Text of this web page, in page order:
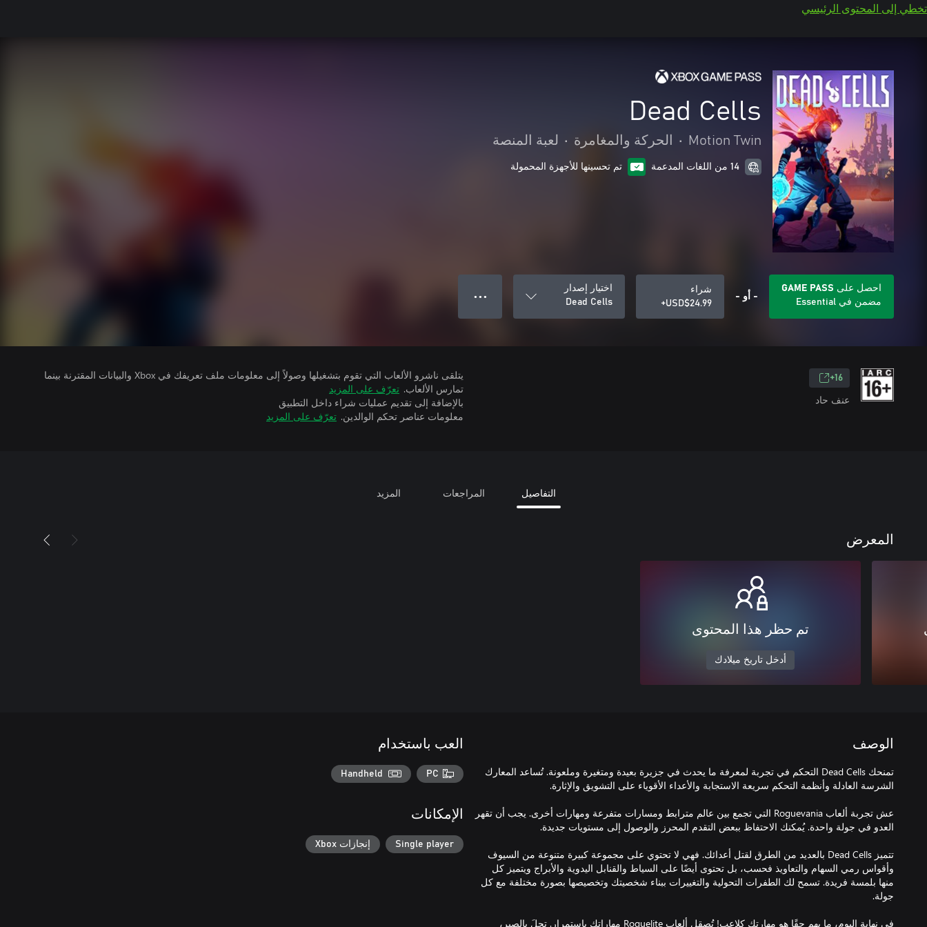
تخطي إلى المحتوى الرئيسي
Dead Cells
Motion Twin
• الحركة والمغامرة • لعبة المنصة
14 من اللغات المدعمة تم تحسينها للأجهزة المحمولة
احصل على GAME PASS
مضمن في Essential
- أو -
شراء
USD$24.99+
اختيار إصدار
Dead Cells
● ● ●
16+
عنف حاد
يتلقى ناشرو الألعاب التي تقوم بتشغيلها وصولاً إلى معلومات ملف تعريفك في Xbox والبيانات المقترنة بينما
تمارس الألعاب. تعرّف على المزيد
بالإضافة إلى تقديم عمليات شراء داخل التطبيق
معلومات عناصر تحكم الوالدين. تعرّف على المزيد
التفاصيل المراجعات المزيد
المعرض
تم حظر هذا المحتوى
أدخل تاريخ ميلادك
الوصف
تمنحك Dead Cells التحكم في تجربة لمعرفة ما يحدث في جزيرة بعيدة ومتغيرة وملعونة. تُساعد المعارك
عش تجربة ألعاب Roguevania التي تجمع بين عالم مترابط ومسارات متفرعة ومهارات أخرى. يجب أن تقهر
تتميز Dead Cells بالعديد من الطرق لقتل أعدائك. فهي لا تحتوي على مجموعة كبيرة متنوعة من السيوف
وأقواس رمي السهام والتعاويذ فحسب، بل تحتوى أيضًا على السياط والقنابل اليدوية والأبراج ويتميز كل
منها بلمسة فريدة. تسمح لك الطفرات التحولية والتغييرات ببناء شخصيتك وتخصيصها بصورة مختلفة مع كل
في نهاية اليوم، ما يهم حقًا هو مهارتك كلاعب! تُصقل ألعاب Roguelite مهاراتك باستمرار. تحلَ بالصبر،
العب باستخدام
PC
Handheld
الإمكانات
Single player إنجازات Xbox